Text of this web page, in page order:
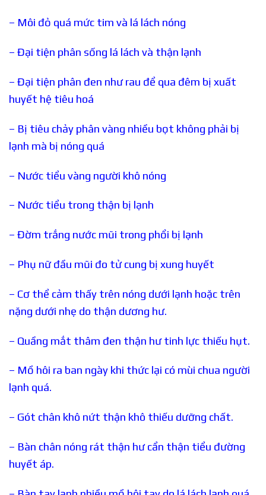
– Môi đỏ quá mức tim và lá lách nóng
– Đại tiện phân sống lá lách và thận lạnh
– Đại tiện phân đen như rau để qua đêm bị xuất
huyết hệ tiêu hoá
– Bị tiêu chảy phân vàng nhiều bọt không phải bị
lạnh mà bị nóng quá
– Nước tiểu vàng người khô nóng
– Nước tiểu trong thận bị lạnh
– Đờm trắng nước mũi trong phổi bị lạnh
– Phụ nữ đầu mũi đo tử cung bị xung huyết
– Cơ thể cảm thấy trên nóng dưới lạnh hoặc trên
nặng dưới nhẹ do thận dương hư.
– Quầng mắt thâm đen thận hư tinh lực thiếu hụt.
– Mồ hôi ra ban ngày khi thức lại có mùi chua người
lạnh quá.
– Gót chân khô nứt thận khô thiếu dưỡng chất.
– Bàn chân nóng rát thận hư cẩn thận tiểu đường
huyết áp.